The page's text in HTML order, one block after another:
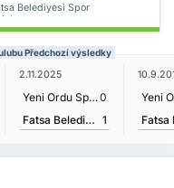
Belediyesi Spor
Předchozí výsledky
2.11.2025
Yeni Ordu Spor Kulubu 0
Fatsa Belediyesi Spor Kulubu 1